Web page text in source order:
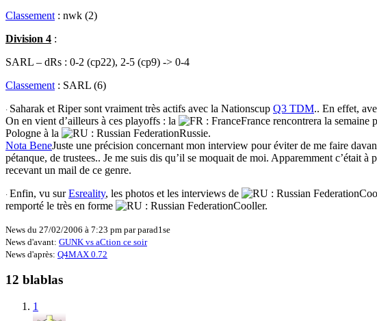
Classement : nwk (2)
Division 4 :
SARL – dRs : 0-2 (cp22), 2-5 (cp9) -> 0-4
Classement : SARL (6)
· Saharak et Riper sont vraiment très actifs avec la Nationscup Q3 TDM.. En effet,
On en vient d’ailleurs à ces playoffs : la
France rencontrera la semaine
Pologne à la
Russie.
Nota BeneJuste une précision concernant mon interview pour éviter de me faire
pétanque, de trustees.. Je me suis dis qu’il se moquait de moi. Apparemment c’était
recevant un mail de ce genre.
· Enfin, vu surEsreality, les photos et les interviews de
remporté le très en forme
Cooller.
News du 27/02/2006 à 7:23 pm par parad1se
News d'avant: GUNK vs aCtion ce soir
News d'après: Q4MAX 0.72
12 blablas
1